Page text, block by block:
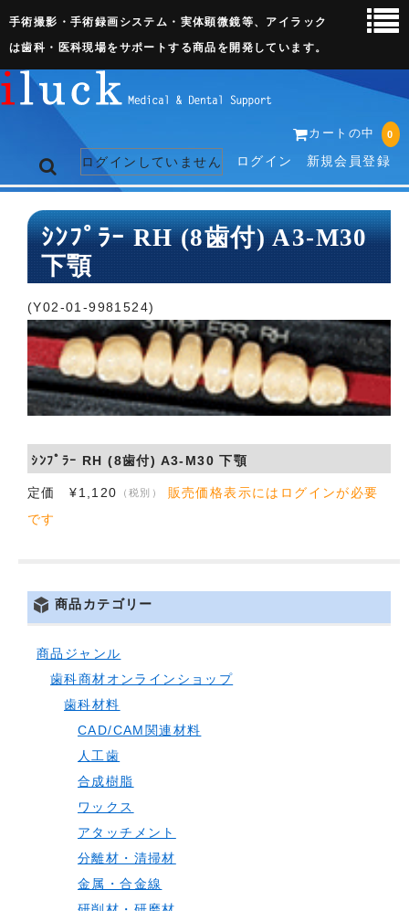
手術撮影・手術録画システム・実体顕微鏡等、アイラック
は歯科・医科現場をサポートする商品を開発しています。
カートの中 0
ログインしていません ログイン 新規会員登録
トップページ
ネット販売ページ
歯科関連機器
術野撮影キット
3D実体顕微鏡
お問い合わせ
ｼﾝﾌﾟﾗｰ RH (8歯付) A3-M30
下顎
(Y02-01-9981524)
ｼﾝﾌﾟﾗｰ RH (8歯付) A3-M30 下顎
定価 ¥1,120 （税別）
販売価格表示にはログインが必要
です
商品カテゴリー
商品ジャンル
歯科商材オンラインショップ
歯科材料
CAD/CAM関連材料
人工歯
合成樹脂
ワックス
アタッチメント
分離材・清掃材
金属・合金線